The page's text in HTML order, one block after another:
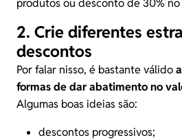
produtos ou desconto de 30%
2. Crie diferentes
descontos
Por falar nisso, é bastante válido
formas de dar abatimento no
Algumas boas ideias são:
descontos progressivos;